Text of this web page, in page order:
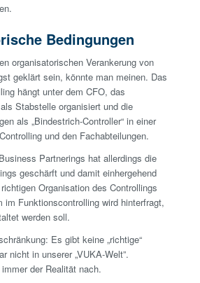
Bedingungen
organisatorischen Verankerung von
geklärt sein, könnte man meinen. Das
hängt unter dem CFO, das
Stabstelle organisiert und die
als „Bindestrich-Controller“ in einer
und den Fachabteilungen.
Partnerings hat allerdings die
geschärft und damit einhergehend
Organisation des Controllings
im Funktionscontrolling wird hinterfragt,
werden soll.
Es gibt keine „richtige“
nicht in unserer „VUKA-Welt”.
der Realität nach.